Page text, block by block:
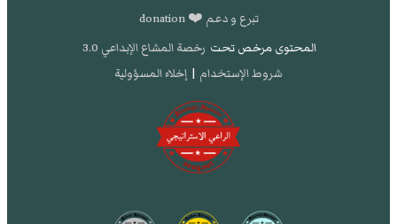
تبرع و دعم ❤️ donation
المحتوى مرخص تحت رخصة المشاع الإبداعي 3.0
شروط الإستخدام | إخلاء المسؤولية